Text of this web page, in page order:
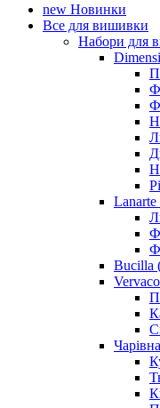
new Новинки
Все для вишивки
Набори для
Lanarte